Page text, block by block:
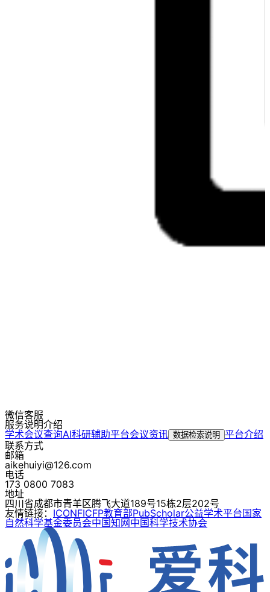
微信客服
服务说明介绍
学术会议查询AI科研辅助平台会议资讯 数据检索说明 平台介绍
联系方式
邮箱
aikehuiyi@126.com
电话
173 0800 7083
地址
四川省成都市青羊区腾飞大道189号15栋2层202号
友情链接： ICONFICFP教育部PubScholar公益学术平台国家
自然科学基金委员会中国知网中国科学技术协会